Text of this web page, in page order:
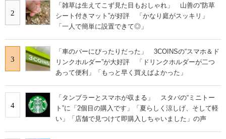
2
「雑草は生えてこず見た目もおしゃれ」 山善の“防草
シート付きマット”が好評 「かなり庭がスッキリ」
「一人で簡単に設置できて◎」
3
「車のバーにぴったりだった」 3COINSの“スマホ＆ド
リンクホルダー”が大好評 「ドリンクホルダーが二つ
あって便利」「もっと早く買えばよかった」
4
「タンブラーとスマホが収まる」 スタバの“ミニトー
ト”に「2個目の購入です」「夏らしく涼しげ、そして軽
い」「店舗で見つけて即購入しちゃいました」の声